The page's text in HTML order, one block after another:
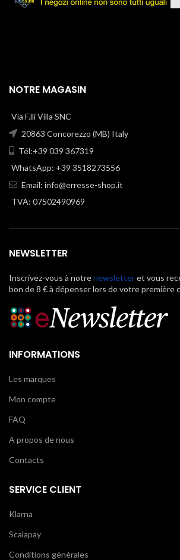
NOTRE MAGASIN
Via F.lli Villa SNC
20863 Concorezzo (MB) Italy
Tél:+39 039 367319
WhatsApp: +39 3518273556
Email: info@erresse-shop.it
TVA: 07502490969
NEWSLETTER
Inscrivez-vous à notrenewsletteret vous
bon de 8 € à dépenser lors de votre première
INFORMATIONS
Les marques
Mon compte
FAQ
A propos de nous
Contacts
SERVICE CLIENT
Klarna
Scalapay
Conditions générales